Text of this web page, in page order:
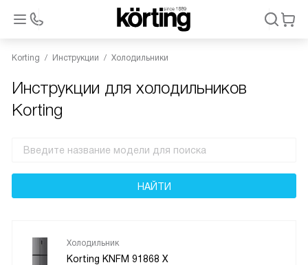
Korting Инструкции Холодильники
Инструкции для холодильников
Korting
Холодильник
Korting KNFM 91868 X